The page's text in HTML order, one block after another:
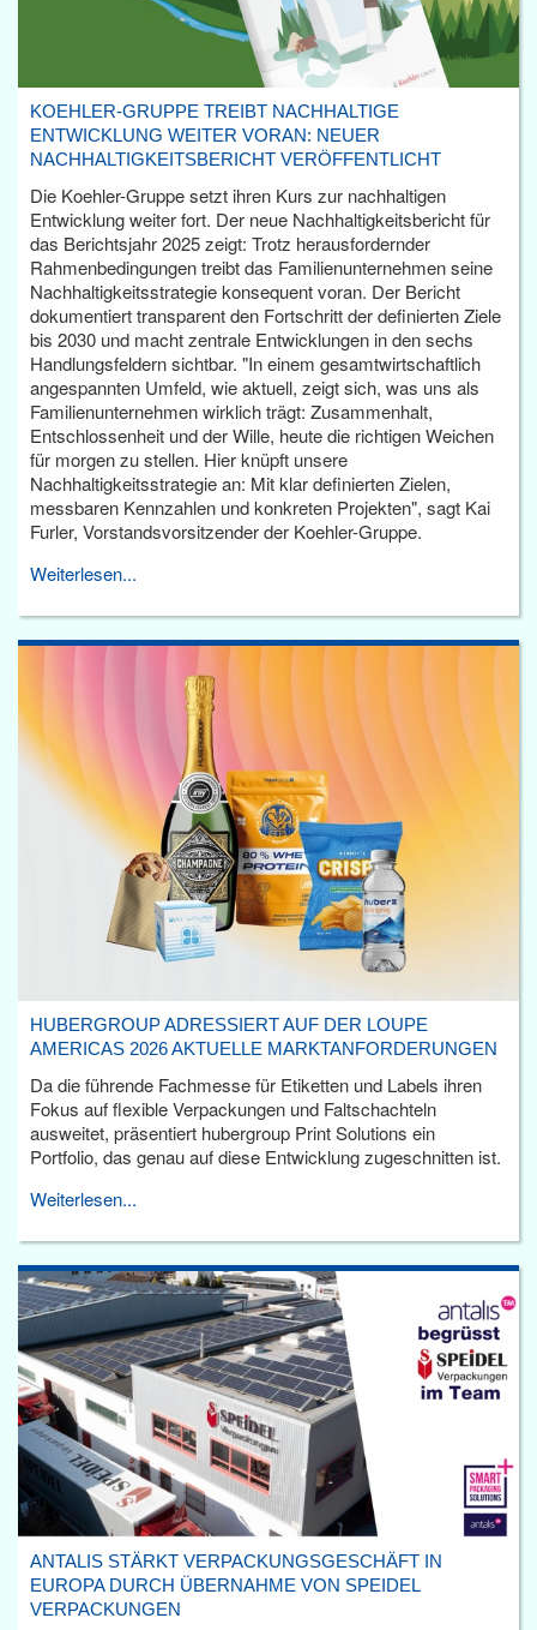
KOEHLER-GRUPPE TREIBT NACHHALTIGE
ENTWICKLUNG WEITER VORAN: NEUER
NACHHALTIGKEITSBERICHT VERÖFFENTLICHT
Die Koehler-Gruppe setzt ihren Kurs zur nachhaltigen
Entwicklung weiter fort. Der neue Nachhaltigkeitsbericht für
das Berichtsjahr 2025 zeigt: Trotz herausfordernder
Rahmenbedingungen treibt das Familienunternehmen seine
Nachhaltigkeitsstrategie konsequent voran. Der Bericht
dokumentiert transparent den Fortschritt der definierten Ziele
bis 2030 und macht zentrale Entwicklungen in den sechs
Handlungsfeldern sichtbar. "In einem gesamtwirtschaftlich
angespannten Umfeld, wie aktuell, zeigt sich, was uns als
Familienunternehmen wirklich trägt: Zusammenhalt,
Entschlossenheit und der Wille, heute die richtigen Weichen
für morgen zu stellen. Hier knüpft unsere
Nachhaltigkeitsstrategie an: Mit klar definierten Zielen,
messbaren Kennzahlen und konkreten Projekten", sagt Kai
Furler, Vorstandsvorsitzender der Koehler-Gruppe.
Weiterlesen...
HUBERGROUP ADRESSIERT AUF DER LOUPE
AMERICAS 2026 AKTUELLE MARKTANFORDERUNGEN
Da die führende Fachmesse für Etiketten und Labels ihren
Fokus auf flexible Verpackungen und Faltschachteln
ausweitet, präsentiert hubergroup Print Solutions ein
Portfolio, das genau auf diese Entwicklung zugeschnitten ist.
Weiterlesen...
ANTALIS STÄRKT VERPACKUNGSGESCHÄFT IN
EUROPA DURCH ÜBERNAHME VON SPEIDEL
VERPACKUNGEN